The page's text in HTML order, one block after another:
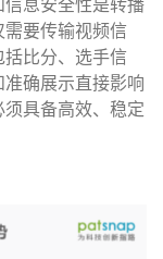
要传输视频信
比分、选手信
确展示直接影响
具备高效、稳定